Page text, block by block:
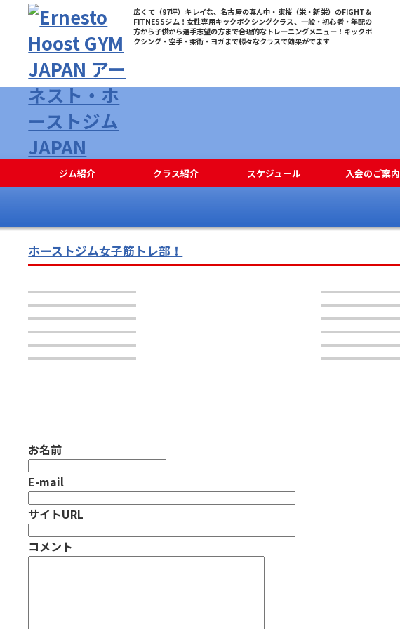
広くて（97坪）キレイな、名古屋の真ん中・東桜（栄・新栄）のFIGHT＆
FITNESSジム！女性専用キックボクシングクラス、一般・初心者・年配の
方から子供から選手志望の方まで合理的なトレーニングメニュー！キックボ
クシング・空手・柔術・ヨガまで様々なクラスで効果がでます
ジム紹介 クラス紹介 スケジュール 入会のご案内
ホーストジム女子筋トレ部！
お名前
E-mail
サイトURL
コメント